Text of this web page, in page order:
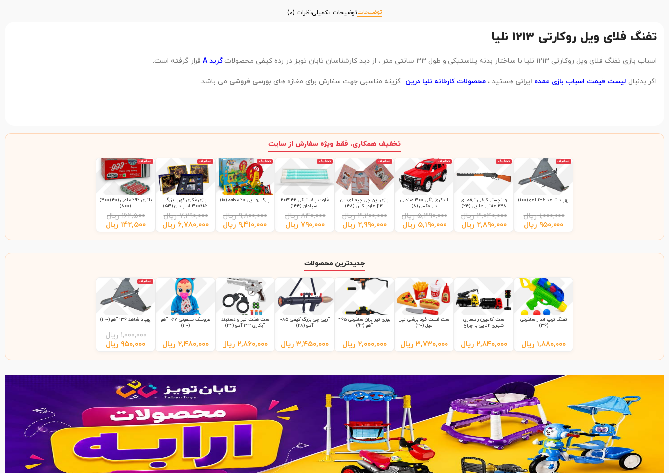
توضیحاتتوضیحات تکمیلینظرات (0)
تفنگ فلای ویل روکارتی 1213 نلیا
اسباب بازی تفنگ فلای ویل روکارتی 1213 نلیا با ساختار بدنه پلاستیکی و طول 33 سانتی متر ، از دید کارشناسان تابان تویز در رده کیفی محصولات گرید A قرار گرفته است.
اگر بدنبال لیست قیمت اسباب بازی عمده ایرانی هستید ، محصولات کارخانه نلیا درین گزینه مناسبی جهت سفارش برای مغازه های بورسی فروشی می باشد.
تخفیف همکاری، فقط ویژه سفارش از سایت
تخفیف
پهپاد شاهد 136 آهو (100)
۱,۰۰۰,۰۰۰ ریال
۹۵۰,۰۰۰ ریال
تخفیف
وینچستر کیفی ترقه ای
248 هفتیر طلایی (24)
۳,۰۴۰,۰۰۰ ریال
۲,۸۹۰,۰۰۰ ریال
تخفیف
لندکروز رنگی 300 صندلی
دار مکس (8)
۵,۳۹۰,۰۰۰ ریال
۵,۱۹۰,۰۰۰ ریال
تخفیف
بازی این چی چیه آوردین
121| هاردباکس (48)
۳,۲۰۰,۰۰۰ ریال
۲,۹۹۰,۰۰۰ ریال
تخفیف
فلوت پلاستیکی 203142
اسپادان (144)
۸۴۰,۰۰۰ ریال
۷۹۰,۰۰۰ ریال
تخفیف
پارک رویایی 90 قطعه (10)
۹,۸۰۰,۰۰۰ ریال
۹,۴۱۰,۰۰۰ ریال
تخفیف
بازی فکری کهربا بزرگ
300615 اسپادان (53)
۷,۲۹۰,۰۰۰ ریال
۶,۷۸۰,۰۰۰ ریال
تخفیف
باتری 999 قلمی (40)(400)
(800)
۱۶۲,۵۰۰ ریال
۱۴۲,۵۰۰ ریال
جدیدترین محصولات
تفنگ توپ انداز سلفونی
(36)
۱,۸۸۰,۰۰۰ ریال
ست کامیون راهسازی
شهری 2تایی با چراغ
۲,۸۴۰,۰۰۰ ریال
ست فست فود برشی تپل
مپل (20)
۳,۷۳۰,۰۰۰ ریال
یوزی تیر پران سلفونی 465
آهو (92)
۲,۰۰۰,۰۰۰ ریال
آرپی چی بزرگ کیفی 085
آهو (28)
۳,۴۵۰,۰۰۰ ریال
ست هفت تیر و دستبند
آبکاری 142 آهو (24)
۲,۸۶۰,۰۰۰ ریال
عروسک سلفونی 067 آهو
(40)
۲,۴۸۰,۰۰۰ ریال
تخفیف
پهپاد شاهد 136 آهو (100)
۱,۰۰۰,۰۰۰ ریال
۹۵۰,۰۰۰ ریال